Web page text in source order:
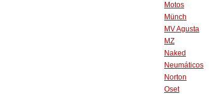
Motos
Münch
MV Agusta
MZ
Naked
Neumáticos
Norton
Oset